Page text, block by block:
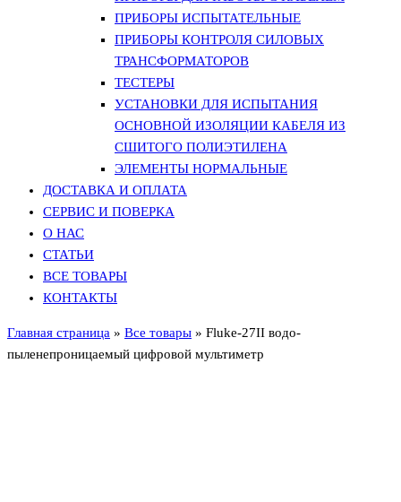
ПРИБОРЫ ИСПЫТАТЕЛЬНЫЕ
ПРИБОРЫ КОНТРОЛЯ СИЛОВЫХ
ТРАНСФОРМАТОРОВ
ТЕСТЕРЫ
УСТАНОВКИ ДЛЯ ИСПЫТАНИЯ
ОСНОВНОЙ ИЗОЛЯЦИИ КАБЕЛЯ ИЗ
СШИТОГО ПОЛИЭТИЛЕНА
ЭЛЕМЕНТЫ НОРМАЛЬНЫЕ
ДОСТАВКА И ОПЛАТА
СЕРВИС И ПОВЕРКА
О НАС
СТАТЬИ
ВСЕ ТОВАРЫ
КОНТАКТЫ
Главная страница » Все товары » Fluke-27II водо-
пыленепроницаемый цифровой мультиметр